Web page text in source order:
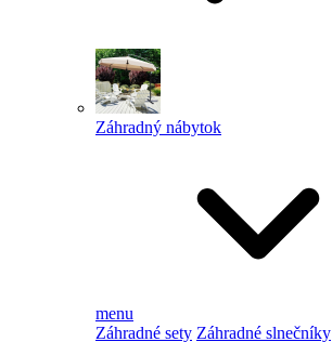
Záhradný nábytok
menu
Záhradné sety Záhradné slnečníky